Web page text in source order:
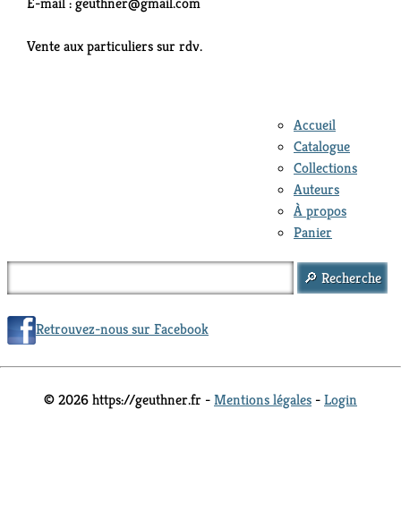
Vente aux particuliers sur rdv.
Accueil
Catalogue
Collections
Auteurs
À propos
Panier
Retrouvez-nous sur Facebook
© 2026 https://geuthner.fr -Mentions légales -Login